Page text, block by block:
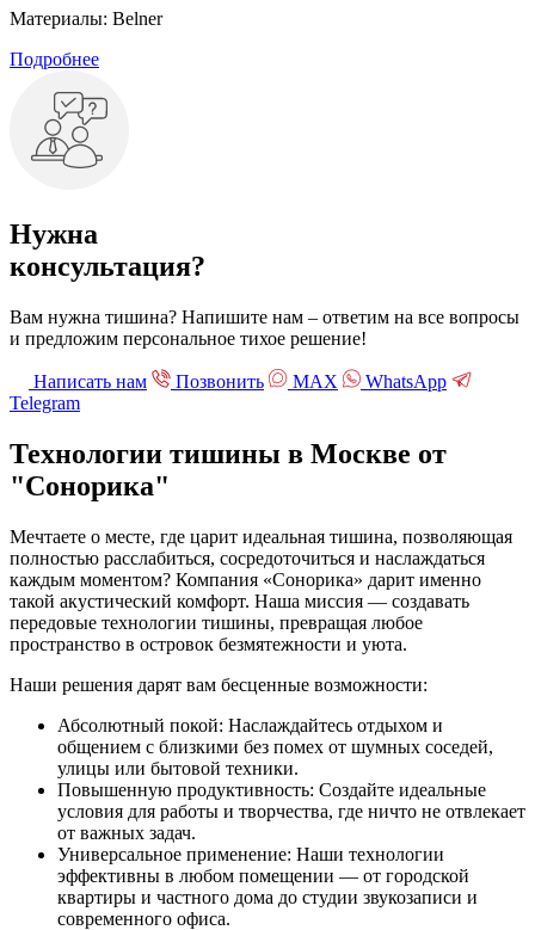
Материалы: Belner
Подробнее
Нужна
консультация?
Вам нужна тишина? Напишите нам – ответим на все вопросы
и предложим персональное тихое решение!
Написать нам Позвонить МАХ
WhatsApp
Telegram
Технологии тишины в Москве от
"Сонорика"
Мечтаете о месте, где царит идеальная тишина, позволяющая
полностью расслабиться, сосредоточиться и наслаждаться
каждым моментом? Компания «Сонорика» дарит именно
такой акустический комфорт. Наша миссия — создавать
передовые технологии тишины, превращая любое
пространство в островок безмятежности и уюта.
Наши решения дарят вам бесценные возможности:
Абсолютный покой: Наслаждайтесь отдыхом и
общением с близкими без помех от шумных соседей,
улицы или бытовой техники.
Повышенную продуктивность: Создайте идеальные
условия для работы и творчества, где ничто не отвлекает
от важных задач.
Универсальное применение: Наши технологии
эффективны в любом помещении — от городской
квартиры и частного дома до студии звукозаписи и
современного офиса.